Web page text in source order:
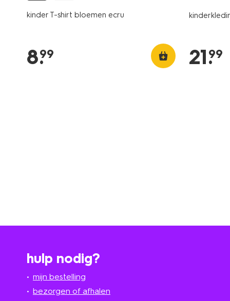
kinder T-shirt bloemen ecru
8.
99 21.
99
hulp nodig?
mijn bestelling
bezorgen of afhalen